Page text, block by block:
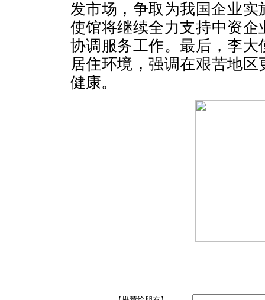
发市场，争取为我国企业实
使馆将继续全力支持中资
协调服务工作。最后，李
居住环境，强调在艰苦地
健康。